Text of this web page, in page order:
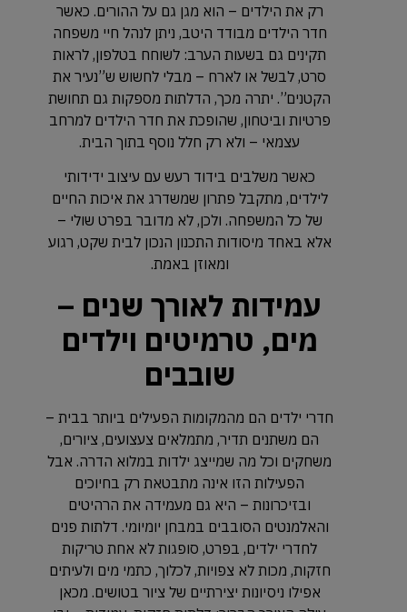
רק את הילדים – הוא מגן גם על ההורים. כאשר
חדר הילדים מבודד היטב, ניתן לנהל חיי משפחה
תקינים גם בשעות הערב: לשוחח בטלפון, לראות
סרט, לבשל או לארח – מבלי לחשוש ש”נעיר את
הקטנים”. יתרה מכך, הדלתות מספקות גם תחושת
פרטיות וביטחון, שהופכת את חדר הילדים למרחב
עצמאי – ולא רק חלל נוסף בתוך הבית.
כאשר משלבים בידוד רעש עם עיצוב ידידותי
לילדים, מתקבל פתרון שמשדרג את איכות החיים
של כל המשפחה. ולכן, לא מדובר בפרט שולי –
אלא באחד מיסודות התכנון הנכון לבית שקט, רגוע
ומאוזן באמת.
עמידות לאורך שנים –
מים, טרמיטים וילדים
שובבים
חדרי ילדים הם מהמקומות הפעילים ביותר בבית –
הם משתנים תדיר, מתמלאים צעצועים, ציורים,
משחקים וכל מה שמייצג ילדות במלוא הדרה. אבל
הפעילות הזו אינה מתבטאת רק בחיוכים
ובזיכרונות – היא גם מעמידה את הרהיטים
והאלמנטים הסובבים במבחן יומיומי. דלתות פנים
לחדרי ילדים, בפרט, סופגות לא אחת טריקות
חזקות, מכות לא צפויות, לכלוך, כתמי מים ולעיתים
אפילו ניסיונות יצירתיים של ציור בטושים. מכאן